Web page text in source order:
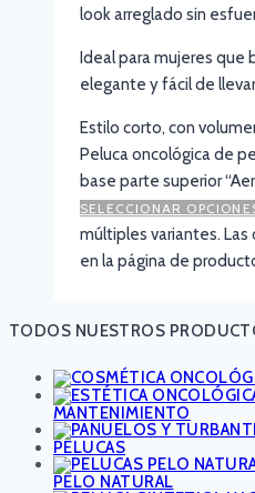
look arreglado sin
Ideal para mujeres que
elegante y fácil de
Estilo corto, con
Peluca oncológica de
base parte superior
SELECCIONAR
múltiples variantes.
en la página de
TODOS NUESTROS
MANTENIMIENTO
PELUCAS
PELO NATURAL